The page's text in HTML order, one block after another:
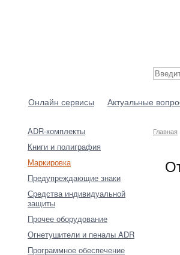
Онлайн сервисы Актуальные
ADR-комплекты
Книги и полиграфия
Маркировка
Предупреждающие знаки
Средства индивидуальной
защиты
Прочее оборудование
Огнетушители и пеналы ADR
Программное обеспечение
Главная